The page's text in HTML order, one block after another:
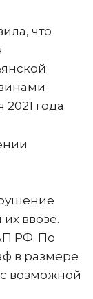
что
года.
ввозе.
РФ. По
в размере
возможной